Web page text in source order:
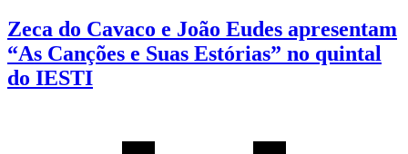
Zeca do Cavaco e João Eudes apresentam
“As Canções e Suas Estórias” no quintal
do IESTI